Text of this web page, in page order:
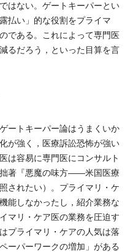
はない。ゲートキーパーとい
払い」的な役割をプライマ
である。これによって専門医
るだろう，といった目算を言
ートキーパー論はうまくいか
が強く，医療訴訟恐怖が強い
は容易に専門医にコンサルト
著『悪魔の味方――米国医療
されたい）。プライマリ・ケ
能しなかったし，紹介業務な
マリ・ケア医の業務を圧迫す
プライマリ・ケアの人気は落
ーパーワークの増加」がある